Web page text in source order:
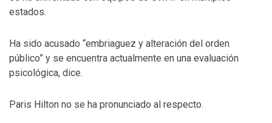
estados.
Ha sido acusado “embriaguez y alteración del orden
público” y se encuentra actualmente en una evaluación
psicológica, dice.
Paris Hilton no se ha pronunciado al respecto.